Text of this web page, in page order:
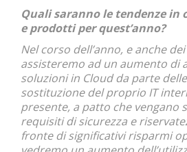
Quali saranno le tendenze in
e prodotti per quest’anno?
Nel corso dell’anno, e anche
assisteremo ad un aumento di
soluzioni in Cloud da parte
sostituzione del proprio IT
presente, a patto che vengano
requisiti di sicurezza e
fronte di significativi risparmi